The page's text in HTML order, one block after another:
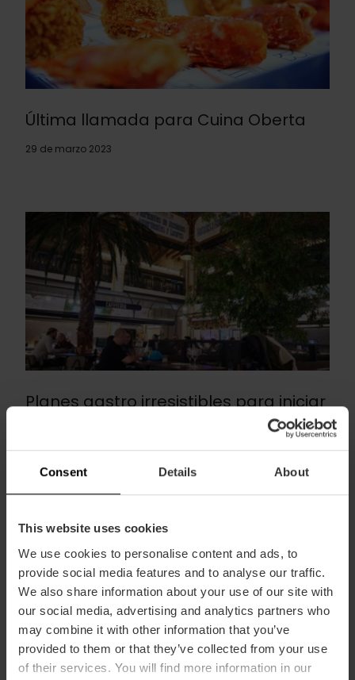
Consent Details About
This website uses cookies
We use cookies to personalise content and ads, to
provide social media features and to analyse our traffic.
We also share information about your use of our site with
our social media, advertising and analytics partners who
may combine it with other information that you’ve
provided to them or that they’ve collected from your use
of their services. You will find more information in our
Última llamada para Cuina Oberta
29 de marzo 2023
Planes gastro irresistibles para iniciar
19 de enero 2024